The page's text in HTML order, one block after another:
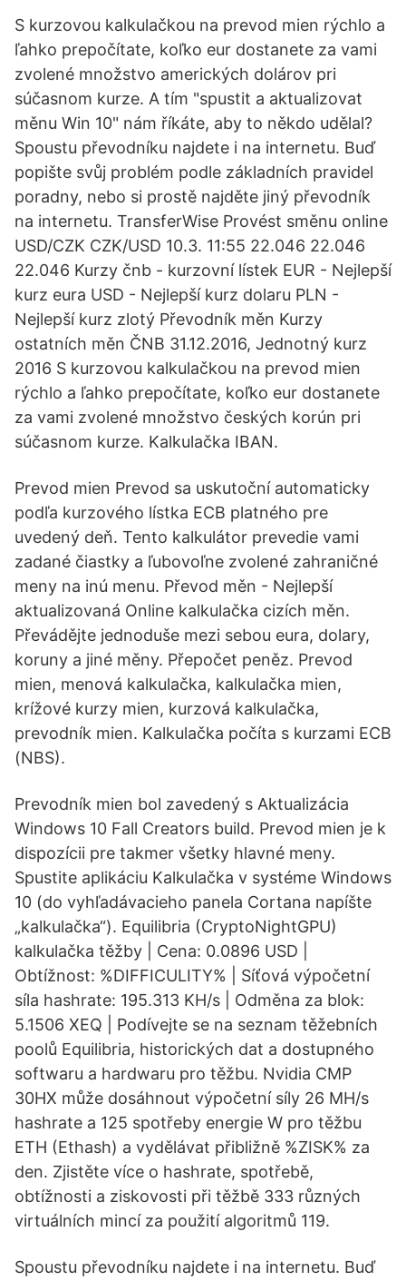
S kurzovou kalkulačkou na prevod mien rýchlo a
ľahko prepočítate, koľko eur dostanete za vami
zvolené množstvo amerických dolárov pri
súčasnom kurze. A tím "spustit a aktualizovat
měnu Win 10" nám říkáte, aby to někdo udělal?
Spoustu převodníku najdete i na internetu. Buď
popište svůj problém podle základních pravidel
poradny, nebo si prostě najděte jiný převodník
na internetu. TransferWise Provést směnu online
USD/CZK CZK/USD 10.3. 11:55 22.046 22.046
22.046 Kurzy čnb - kurzovní lístek EUR - Nejlepší
kurz eura USD - Nejlepší kurz dolaru PLN -
Nejlepší kurz zlotý Převodník měn Kurzy
ostatních měn ČNB 31.12.2016, Jednotný kurz
2016 S kurzovou kalkulačkou na prevod mien
rýchlo a ľahko prepočítate, koľko eur dostanete
za vami zvolené množstvo českých korún pri
súčasnom kurze. Kalkulačka IBAN.
Prevod mien Prevod sa uskutoční automaticky
podľa kurzového lístka ECB platného pre
uvedený deň. Tento kalkulátor prevedie vami
zadané čiastky a ľubovoľne zvolené zahraničné
meny na inú menu. Převod měn - Nejlepší
aktualizovaná Online kalkulačka cizích měn.
Převádějte jednoduše mezi sebou eura, dolary,
koruny a jiné měny. Přepočet peněz. Prevod
mien, menová kalkulačka, kalkulačka mien,
krížové kurzy mien, kurzová kalkulačka,
prevodník mien. Kalkulačka počíta s kurzami ECB
(NBS).
Prevodník mien bol zavedený s Aktualizácia
Windows 10 Fall Creators build. Prevod mien je k
dispozícii pre takmer všetky hlavné meny.
Spustite aplikáciu Kalkulačka v systéme Windows
10 (do vyhľadávacieho panela Cortana napíšte
„kalkulačka“). Equilibria (CryptoNightGPU)
kalkulačka těžby | Cena: 0.0896 USD |
Obtížnost: %DIFFICULITY% | Síťová výpočetní
síla hashrate: 195.313 KH/s | Odměna za blok:
5.1506 XEQ | Podívejte se na seznam těžebních
poolů Equilibria, historických dat a dostupného
softwaru a hardwaru pro těžbu. Nvidia CMP
30HX může dosáhnout výpočetní síly 26 MH/s
hashrate a 125 spotřeby energie W pro těžbu
ETH (Ethash) a vydělávat přibližně %ZISK% za
den. Zjistěte více o hashrate, spotřebě,
obtížnosti a ziskovosti při těžbě 333 různých
virtuálních mincí za použití algoritmů 119.
Spoustu převodníku najdete i na internetu. Buď